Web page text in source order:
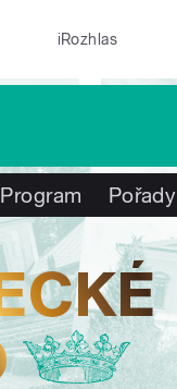
iRozhlas
Program Pořady